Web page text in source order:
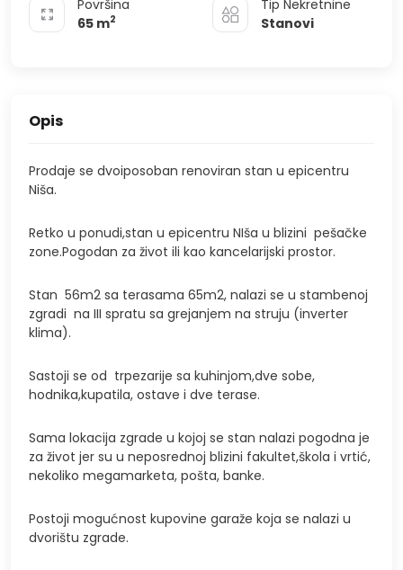
Površina
65 m2
Tip Nekretnine
Stanovi
Opis
Prodaje se dvoiposoban renoviran stan u epicentru
Niša.
Retko u ponudi,stan u epicentru NIša u blizini pešačke
zone.Pogodan za život ili kao kancelarijski prostor.
Stan 56m2 sa terasama 65m2, nalazi se u stambenoj
zgradi na III spratu sa grejanjem na struju (inverter
klima).
Sastoji se od trpezarije sa kuhinjom,dve sobe,
hodnika,kupatila, ostave i dve terase.
Sama lokacija zgrade u kojoj se stan nalazi pogodna je
za život jer su u neposrednoj blizini fakultet,škola i vrtić,
nekoliko megamarketa, pošta, banke.
Postoji mogućnost kupovine garaže koja se nalazi u
dvorištu zgrade.